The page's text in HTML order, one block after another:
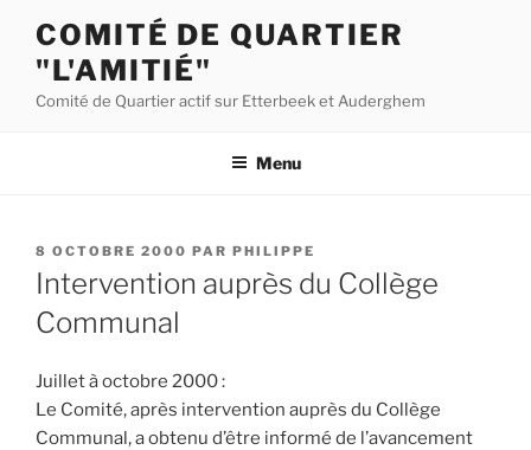
contenu
principal
COMITÉ DE QUARTIER
"L'AMITIÉ"
Comité de Quartier actif sur Etterbeek et Auderghem
Menu
PUBLIÉ
LE
8 OCTOBRE 2000 PAR PHILIPPE
Intervention auprès du Collège
Communal
Juillet à octobre 2000 :
Le Comité, après intervention auprès du Collège
Communal, a obtenu d’être informé de l’avancement